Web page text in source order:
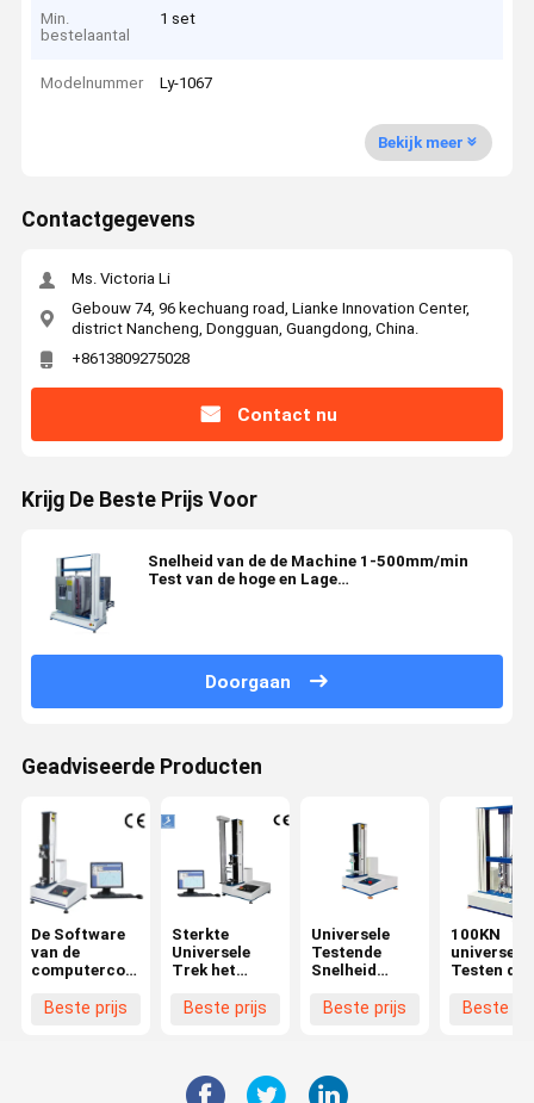
Min.
bestelaantal
1 set
Modelnummer Ly-1067
Bekijk meer
Contactgegevens
Ms. Victoria Li
Gebouw 74, 96 kechuang road, Lianke Innovation Center,
district Nancheng, Dongguan, Guangdong, China.
+8613809275028
Contact nu
Krijg De Beste Prijs Voor
Snelheid van de de Machine 1-500mm/min
Test van de hoge en Lage
Doorgaan
Geadviseerde Producten
De Software
van de
computercontrole
Testen
Beste prijs
Sterkte
Universele
Trek het
Machine
Beste prijs
Universele
Testende
Snelheid
van de
Beste prijs
100KN
universele
Testen de
van de
Beste